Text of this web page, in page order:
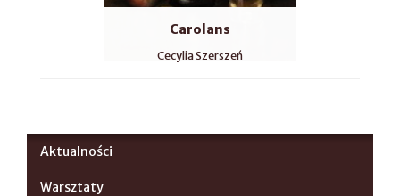
Carolans
Cecylia Szerszeń
Aktualności
Warsztaty